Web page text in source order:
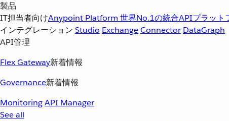
製品
IT担当者向けAnypoint Platform 世界No.1の統合APIプラット
インテグレーション Studio ExchangeConnector DataGraph
API管理
Flex Gateway新着情報
Governance新着情報
MonitoringAPI Manager
See all